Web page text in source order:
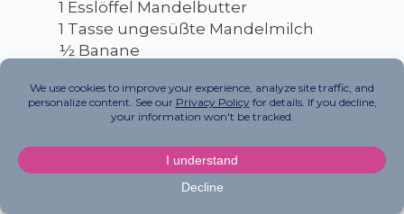
1 Esslöffel Mandelbutter
1 Tasse ungesüßte Mandelmilch
½ Banane
Wegbeschreibung:
und fügen Sie dann die restlichen Zutaten hinzu.